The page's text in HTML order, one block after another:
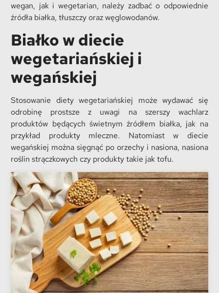
wegan, jak i wegetarian, należy zadbać o odpowiednie
źródła białka, tłuszczy oraz węglowodanów.
Białko w diecie
wegetariańskiej i
wegańskiej
Stosowanie diety wegetariańskiej może wydawać się
odrobinę prostsze z uwagi na szerszy wachlarz
produktów będących świetnym źródłem białka, jak na
przykład produkty mleczne. Natomiast w diecie
wegańskiej można sięgnąć po orzechy i nasiona, nasiona
roślin strączkowych czy produkty takie jak tofu.